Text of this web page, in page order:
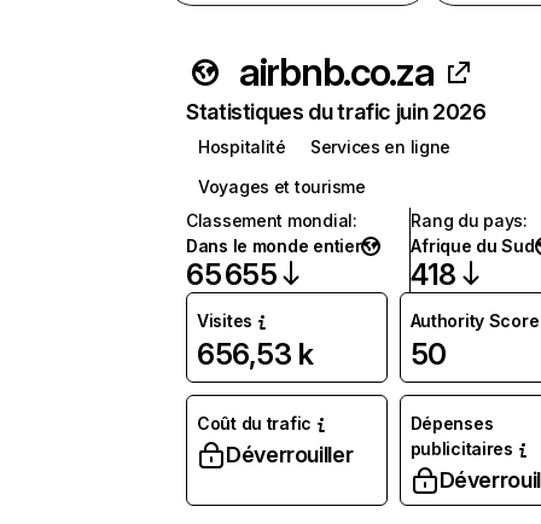
airbnb.co.za
Statistiques du trafic juin 2026
Hospitalité
Services en ligne
Voyages et tourisme
Classement mondial:
Dans le monde entier
65 655
Rang du pays:
Afrique du Sud
418
Visites
656,53 k
Authority Score
50
Coût du trafic
Déverrouiller
Dépenses
publicitaires